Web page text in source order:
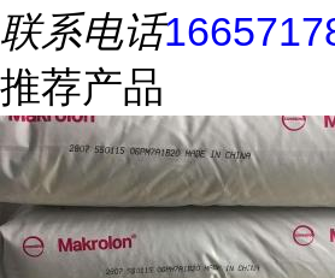
联系电话
推荐产品